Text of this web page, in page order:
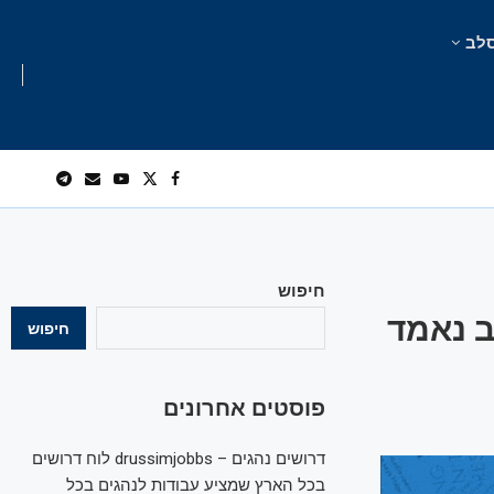
נאמד
חיפוש
חיפוש
פוסטים אחרונים
דרושים נהגים – drussimjobbs לוח דרושים
בכל הארץ שמציע עבודות לנהגים בכל